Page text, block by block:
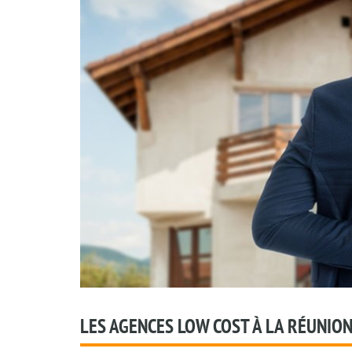
LES AGENCES LOW COST À LA RÉUNION